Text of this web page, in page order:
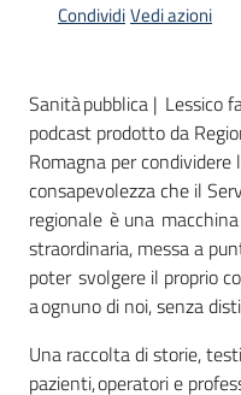
Leggi
Atti
Bandi
Argomenti
CondividiVedi azioni
Sanità pubblica | Lessico
podcast prodotto da
Romagna per condividere
consapevolezza che il
regionale è una
straordinaria, messa a
poter svolgere il proprio
a ognuno di noi, senza
Una raccolta di storie,
pazienti, operatori e